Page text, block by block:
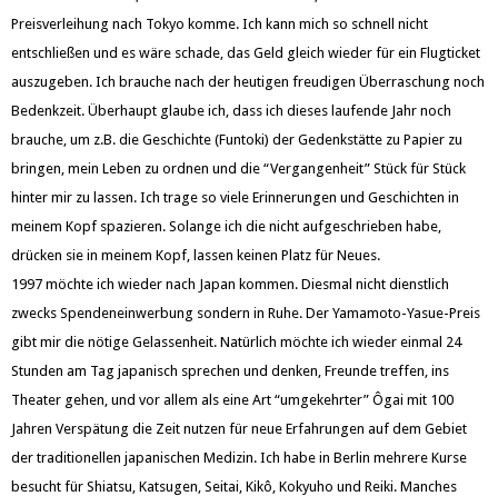
Preisverleihung nach Tokyo komme. Ich kann mich so schnell nicht
entschließen und es wäre schade, das Geld gleich wieder für ein Flugticket
auszugeben. Ich brauche nach der heutigen freudigen Überraschung noch
Bedenkzeit. Überhaupt glaube ich, dass ich dieses laufende Jahr noch
brauche, um z.B. die Geschichte (Funtoki) der Gedenkstätte zu Papier zu
bringen, mein Leben zu ordnen und die “Vergangenheit” Stück für Stück
hinter mir zu lassen. Ich trage so viele Erinnerungen und Geschichten in
meinem Kopf spazieren. Solange ich die nicht aufgeschrieben habe,
drücken sie in meinem Kopf, lassen keinen Platz für Neues.
1997 möchte ich wieder nach Japan kommen. Diesmal nicht dienstlich
zwecks Spendeneinwerbung sondern in Ruhe. Der Yamamoto-Yasue-Preis
gibt mir die nötige Gelassenheit. Natürlich möchte ich wieder einmal 24
Stunden am Tag japanisch sprechen und denken, Freunde treffen, ins
Theater gehen, und vor allem als eine Art “umgekehrter” Ôgai mit 100
Jahren Verspätung die Zeit nutzen für neue Erfahrungen auf dem Gebiet
der traditionellen japanischen Medizin. Ich habe in Berlin mehrere Kurse
besucht für Shiatsu, Katsugen, Seitai, Kikô, Kokyuho und Reiki. Manches